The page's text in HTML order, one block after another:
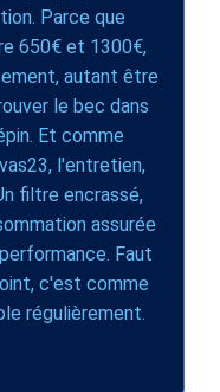
Parce que
650€ et 1300€,
autant être
le bec dans
Et comme
l'entretien,
filtre encrassé,
assurée
Faut
c'est comme
régulièrement.